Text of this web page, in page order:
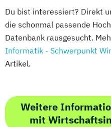
Du bist interessiert? Direkt
die schonmal passende
Datenbank rausgesucht.
Informatik - Schwerpunkt
Artikel.
Weitere
mit